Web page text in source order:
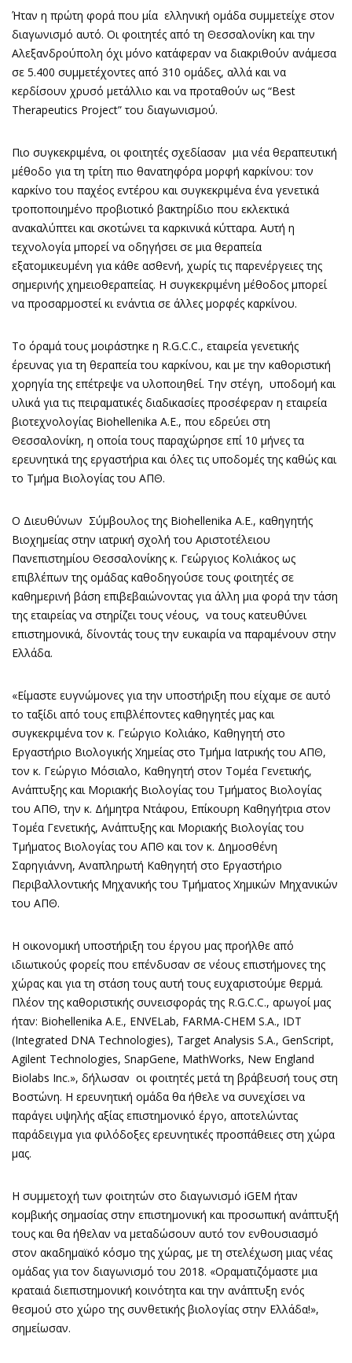
Ήταν η πρώτη φορά που μία ελληνική ομάδα συμμετείχε στον
διαγωνισμό αυτό. Οι φοιτητές από τη Θεσσαλονίκη και την
Αλεξανδρούπολη όχι μόνο κατάφεραν να διακριθούν ανάμεσα
σε 5.400 συμμετέχοντες από 310 ομάδες, αλλά και να
κερδίσουν χρυσό μετάλλιο και να προταθούν ως “Best
Therapeutics Project” του διαγωνισμού.
Πιο συγκεκριμένα, οι φοιτητές σχεδίασαν μια νέα θεραπευτική
μέθοδο για τη τρίτη πιο θανατηφόρα μορφή καρκίνου: τον
καρκίνο του παχέος εντέρου και συγκεκριμένα ένα γενετικά
τροποποιημένο προβιοτικό βακτηρίδιο που εκλεκτικά
ανακαλύπτει και σκοτώνει τα καρκινικά κύτταρα. Αυτή η
τεχνολογία μπορεί να οδηγήσει σε μια θεραπεία
εξατομικευμένη για κάθε ασθενή, χωρίς τις παρενέργειες της
σημερινής χημειοθεραπείας. Η συγκεκριμένη μέθοδος μπορεί
να προσαρμοστεί κι ενάντια σε άλλες μορφές καρκίνου.
Το όραμά τους μοιράστηκε η R.G.C.C., εταιρεία γενετικής
έρευνας για τη θεραπεία του καρκίνου, και με την καθοριστική
χορηγία της επέτρεψε να υλοποιηθεί. Την στέγη, υποδομή και
υλικά για τις πειραματικές διαδικασίες προσέφεραν η εταιρεία
βιοτεχνολογίας Biohellenika Α.Ε., που εδρεύει στη
Θεσσαλονίκη, η οποία τους παραχώρησε επί 10 μήνες τα
ερευνητικά της εργαστήρια και όλες τις υποδομές της καθώς και
το Τμήμα Βιολογίας του ΑΠΘ.
Ο Διευθύνων Σύμβουλος της Biohellenika Α.Ε., καθηγητής
Βιοχημείας στην ιατρική σχολή του Αριστοτέλειου
Πανεπιστημίου Θεσσαλονίκης κ. Γεώργιος Κολιάκος ως
επιβλέπων της ομάδας καθοδηγούσε τους φοιτητές σε
καθημερινή βάση επιβεβαιώνοντας για άλλη μια φορά την τάση
της εταιρείας να στηρίζει τους νέους, να τους κατευθύνει
επιστημονικά, δίνοντάς τους την ευκαιρία να παραμένουν στην
Ελλάδα.
«Είμαστε ευγνώμονες για την υποστήριξη που είχαμε σε αυτό
το ταξίδι από τους επιβλέποντες καθηγητές μας και
συγκεκριμένα τον κ. Γεώργιο Κολιάκο, Καθηγητή στο
Εργαστήριο Βιολογικής Χημείας στο Τμήμα Ιατρικής του ΑΠΘ,
τον κ. Γεώργιο Μόσιαλο, Καθηγητή στον Τομέα Γενετικής,
Ανάπτυξης και Μοριακής Βιολογίας του Τμήματος Βιολογίας
του ΑΠΘ, την κ. Δήμητρα Ντάφου, Επίκουρη Καθηγήτρια στον
Τομέα Γενετικής, Ανάπτυξης και Μοριακής Βιολογίας του
Τμήματος Βιολογίας του ΑΠΘ και τον κ. Δημοσθένη
Σαρηγιάννη, Αναπληρωτή Καθηγητή στο Εργαστήριο
Περιβαλλοντικής Μηχανικής του Τμήματος Χημικών Μηχανικών
του ΑΠΘ.
Η οικονομική υποστήριξη του έργου μας προήλθε από
ιδιωτικούς φορείς που επένδυσαν σε νέους επιστήμονες της
χώρας και για τη στάση τους αυτή τους ευχαριστούμε θερμά.
Πλέον της καθοριστικής συνεισφοράς της R.G.C.C., αρωγοί μας
ήταν: Biohellenika Α.Ε., ENVELab, FARMA-CHEM S.A., IDT
(Integrated DNA Technologies), Target Analysis S.A., GenScript,
Agilent Technologies, SnapGene, MathWorks, New England
Biolabs Inc.», δήλωσαν οι φοιτητές μετά τη βράβευσή τους στη
Βοστώνη. Η ερευνητική ομάδα θα ήθελε να συνεχίσει να
παράγει υψηλής αξίας επιστημονικό έργο, αποτελώντας
παράδειγμα για φιλόδοξες ερευνητικές προσπάθειες στη χώρα
μας.
Η συμμετοχή των φοιτητών στο διαγωνισμό iGEM ήταν
κομβικής σημασίας στην επιστημονική και προσωπική ανάπτυξή
τους και θα ήθελαν να μεταδώσουν αυτό τον ενθουσιασμό
στον ακαδημαϊκό κόσμο της χώρας, με τη στελέχωση μιας νέας
ομάδας για τον διαγωνισμό του 2018. «Οραματιζόμαστε μια
κραταιά διεπιστημονική κοινότητα και την ανάπτυξη ενός
θεσμού στο χώρο της συνθετικής βιολογίας στην Ελλάδα!»,
σημείωσαν.